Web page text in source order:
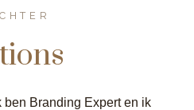
ben Branding Expert en ik